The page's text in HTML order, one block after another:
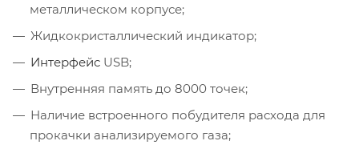
металлическом корпусе;
Жидкокристаллический индикатор;
Интерфейс USB;
Внутренняя память до 8000 точек;
Наличие встроенного побудителя расхода для
прокачки анализируемого газа;